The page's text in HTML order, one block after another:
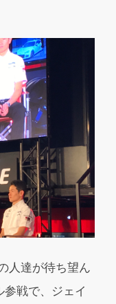
人達が待ち望ん
戦で、ジェイ